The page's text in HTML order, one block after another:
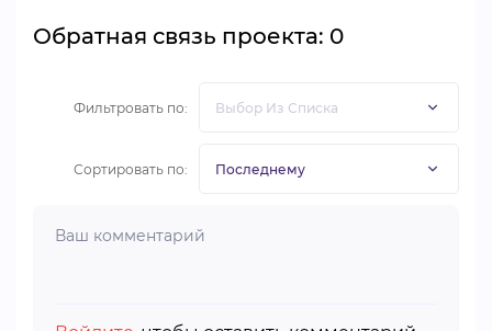
Обратная связь проекта: 0
Фильтровать по:
Сортировать по: